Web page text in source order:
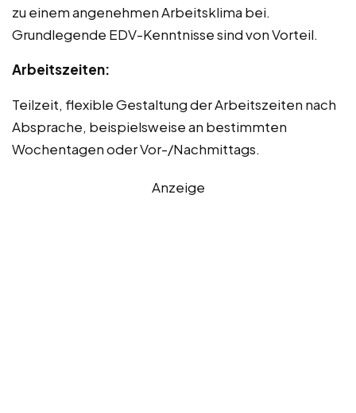
zu einem angenehmen Arbeitsklima bei.
Grundlegende EDV-Kenntnisse sind von Vorteil.
Arbeitszeiten:
Teilzeit, flexible Gestaltung der Arbeitszeiten nach
Absprache, beispielsweise an bestimmten
Wochentagen oder Vor-/Nachmittags.
Anzeige